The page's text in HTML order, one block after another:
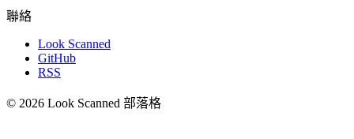
聯絡
Look Scanned
GitHub
RSS
© 2026 Look Scanned 部落格